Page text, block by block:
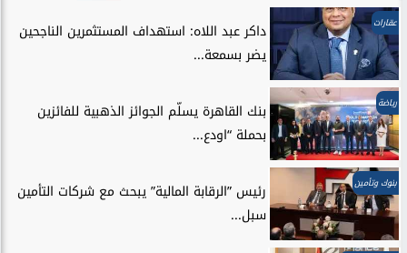
عقارات
داكر عبد اللاه: استهداف المستثمرين الناجحين
يضر بسمعة...
رياضة
بنك القاهرة يسلّم الجوائز الذهبية للفائزين
بحملة “اودع...
بنوك وتأمين
رئيس ”الرقابة المالية” يبحث مع شركات التأمين
سبل...